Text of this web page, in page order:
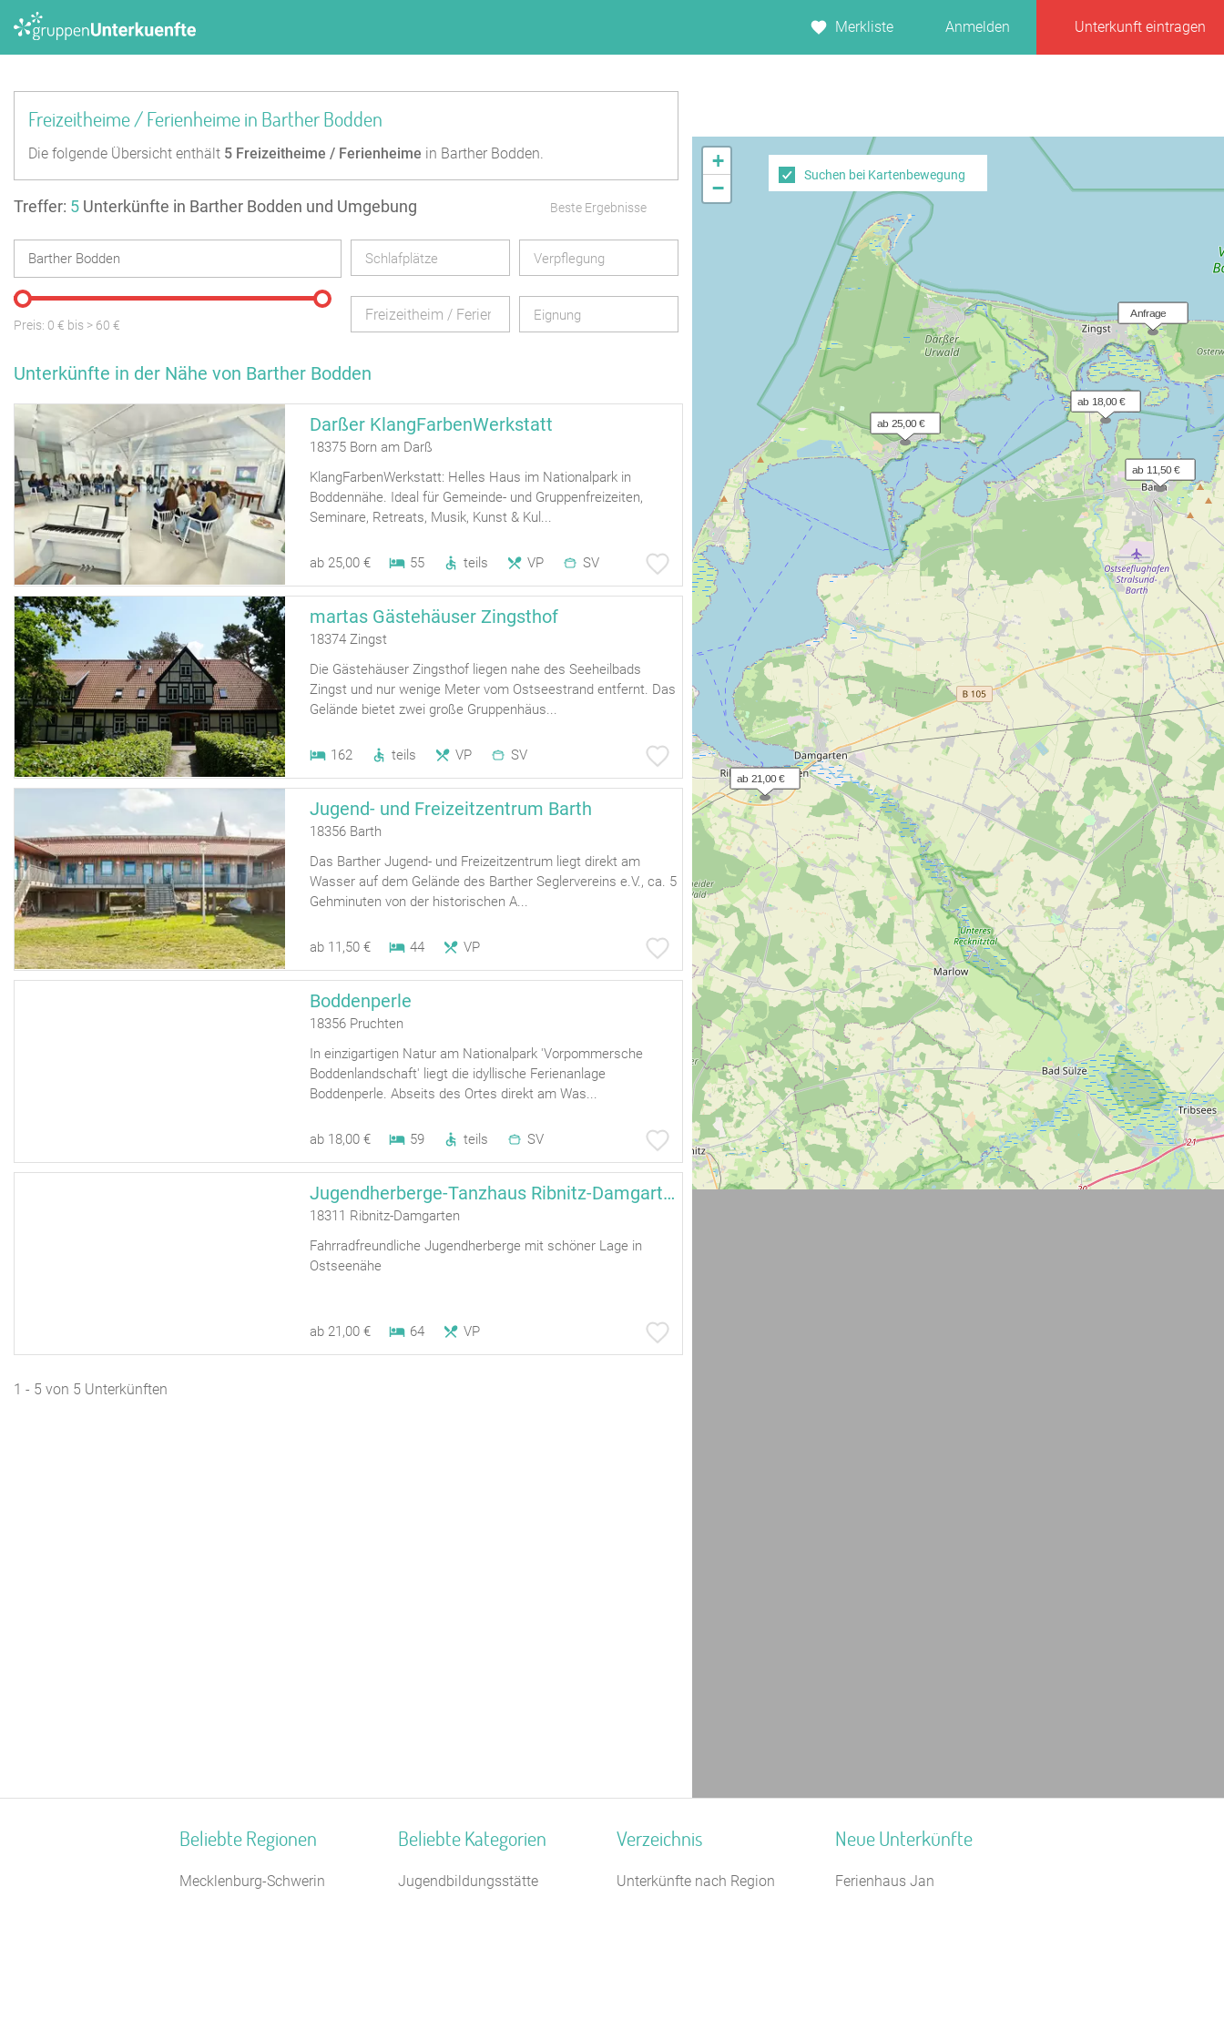
Merkliste Anmelden Unterkunft eintragen
Freizeitheime / Ferienheime in Barther Bodden
Die folgende Übersicht enthält 5 Freizeitheime / Ferienheime in Barther Bodden.
Treffer: 5 Unterkünfte in Barther Bodden und Umgebung Beste Ergebnisse
Schlafplätze Verpflegung
Preis: 0 € bis > 60 €
Freizeitheim / Ferienheim Eignung
Unterkünfte in der Nähe von Barther Bodden
Darßer KlangFarbenWerkstatt
18375 Born am Darß
KlangFarbenWerkstatt: Helles Haus im Nationalpark in
Boddennähe. Ideal für Gemeinde- und Gruppenfreizeiten,
Seminare, Retreats, Musik, Kunst & Kul...
ab 25,00 € 55 teils VP SV
martas Gästehäuser Zingsthof
18374 Zingst
Die Gästehäuser Zingsthof liegen nahe des Seeheilbads
Zingst und nur wenige Meter vom Ostseestrand entfernt. Das
Gelände bietet zwei große Gruppenhäus...
162 teils VP SV
Jugend- und Freizeitzentrum Barth
18356 Barth
Das Barther Jugend- und Freizeitzentrum liegt direkt am
Wasser auf dem Gelände des Barther Seglervereins e.V., ca. 5
Gehminuten von der historischen A...
ab 11,50 € 44 VP
Boddenperle
18356 Pruchten
In einzigartigen Natur am Nationalpark 'Vorpommersche
Boddenlandschaft' liegt die idyllische Ferienanlage
Boddenperle. Abseits des Ortes direkt am Was...
ab 18,00 € 59 teils SV
Jugendherberge-Tanzhaus Ribnitz-Damgarten
18311 Ribnitz-Damgarten
Fahrradfreundliche Jugendherberge mit schöner Lage in
Ostseenähe
ab 21,00 € 64 VP
1 - 5 von 5 Unterkünften
ab 25,00 €
  Anfrage
ab 11,50 €
ab 18,00 €
ab 21,00 €
+
−
Suchen bei Kartenbewegung
Beliebte Regionen
Mecklenburg-Schwerin
Beliebte Kategorien
Jugendbildungsstätte
Verzeichnis
Unterkünfte nach Region
Neue Unterkünfte
Ferienhaus Jan